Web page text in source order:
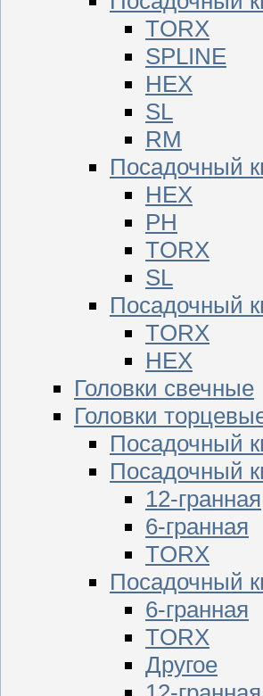
TORX
SPLINE
HEX
SL
RM
Посадочный
HEX
PH
TORX
SL
Посадочный
TORX
HEX
Головки свечные
Головки
Посадочный
Посадочный
12-гранная
6-гранная
TORX
Посадочный
6-гранная
TORX
Другое